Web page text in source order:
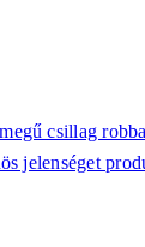
csillag
jelenséget